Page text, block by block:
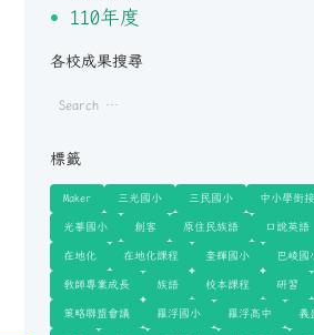
110年度
各校成果搜尋
標籤
Maker 三光國小 三民國小 中小學銜
光華國小 創客 原住民族語 口說英語
在地化 在地化課程 奎輝國小 巴崚國
教師專業成長 族語 校本課程 研習
策略聯盟會議 羅浮國小 羅浮高中 義